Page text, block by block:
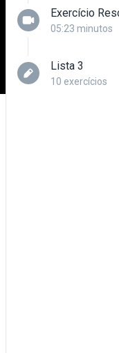
Exercício
05:23 minutos
Lista 3
10 exercícios